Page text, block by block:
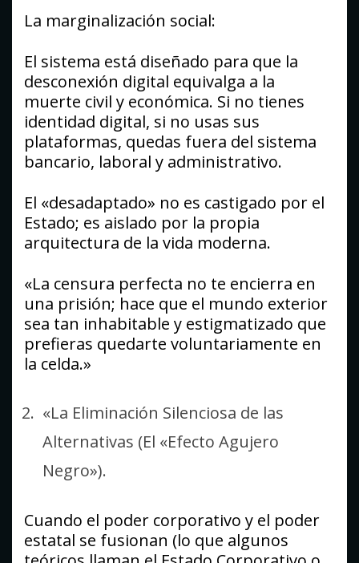
La marginalización social:
El sistema está diseñado para que la
desconexión digital equivalga a la
muerte civil y económica. Si no tienes
identidad digital, si no usas sus
plataformas, quedas fuera del sistema
bancario, laboral y administrativo.
El «desadaptado» no es castigado por el
Estado; es aislado por la propia
arquitectura de la vida moderna.
«La censura perfecta no te encierra en
una prisión; hace que el mundo exterior
sea tan inhabitable y estigmatizado que
prefieras quedarte voluntariamente en
la celda.»
«La Eliminación Silenciosa de las
Alternativas (El «Efecto Agujero
Negro»).
Cuando el poder corporativo y el poder
estatal se fusionan (lo que algunos